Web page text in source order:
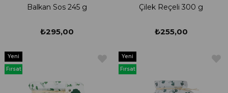
Balkan Sos 245 g
₺295,00
Çilek Reçeli 300 g
₺255,00
Yeni
Ürün
Fırsat
Yeni
Ürün
Fırsat